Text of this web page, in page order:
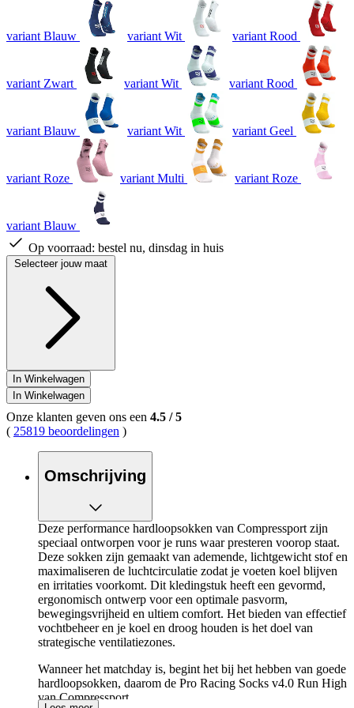
variant Blauw variant Wit variant Rood
variant Zwart variant Wit variant Rood
variant Blauw variant Wit variant Geel
variant Roze variant Multi variant Roze
variant Blauw
Op voorraad: bestel nu, dinsdag in huis
Selecteer jouw maat
In Winkelwagen
In Winkelwagen
Onze klanten geven ons een 4.5 /5
( 25819 beoordelingen )
Omschrijving
Deze performance hardloopsokken van Compressport zijn
speciaal ontworpen voor je runs waar presteren voorop staat.
Deze sokken zijn gemaakt van ademende, lichtgewicht stof en
maximaliseren de luchtcirculatie zodat je voeten koel blijven
en irritaties voorkomt. Dit kledingstuk heeft een gevormd,
ergonomisch ontwerp voor een optimale pasvorm,
bewegingsvrijheid en ultiem comfort. Het bieden van effectief
vochtbeheer en je koel en droog houden is het doel van
strategische ventilatiezones.
Wanneer het matchday is, begint het bij het hebben van goede
hardloopsokken, daarom de Pro Racing Socks v4.0 Run High
van Compressport.